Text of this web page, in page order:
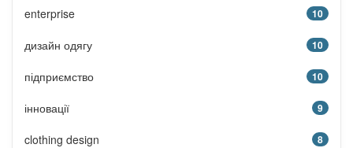
enterprise 10
дизайн одягу 10
підприємство 10
інновації 9
clothing design 8